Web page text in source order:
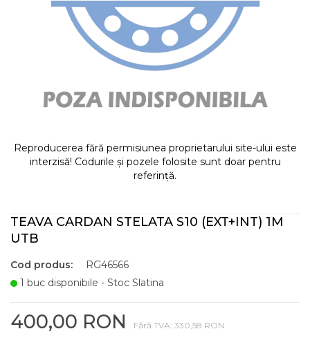
Reproducerea fără permisiunea proprietarului site-ului este
interzisă! Codurile și pozele folosite sunt doar pentru
referință.
TEAVA CARDAN STELATA S10 (EXT+INT) 1M
UTB
Cod produs:
RG46566
1 buc disponibile - Stoc Slatina
400,00 RON Fără TVA: 330,58 RON